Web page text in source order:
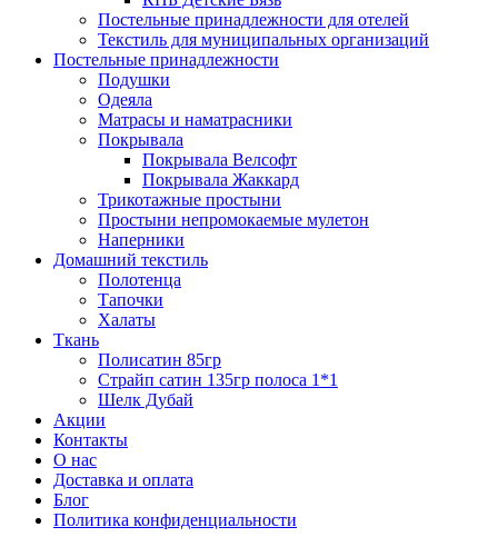
Постельные принадлежности для отелей
Текстиль для муниципальных организаций
Постельные принадлежности
Подушки
Одеяла
Матрасы и наматрасники
Покрывала
Покрывала Велсофт
Покрывала Жаккард
Трикотажные простыни
Простыни непромокаемые мулетон
Наперники
Домашний текстиль
Полотенца
Тапочки
Халаты
Ткань
Полисатин 85гр
Страйп сатин 135гр полоса 1*1
Шелк Дубай
Акции
Контакты
О нас
Доставка и оплата
Блог
Политика конфиденциальности